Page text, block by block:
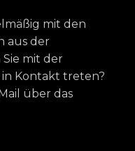
mit den
aus der
mit der
in Kontakt treten?
über das